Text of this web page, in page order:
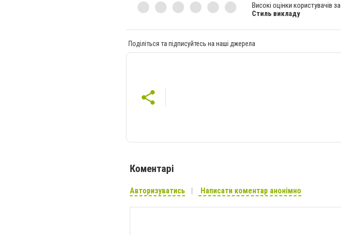
Високі оцінки користувачів за
Стиль викладу
Поділіться та підписуйтесь на наші джерела
Коментарі
Авторизуватись Написати коментар анонімно